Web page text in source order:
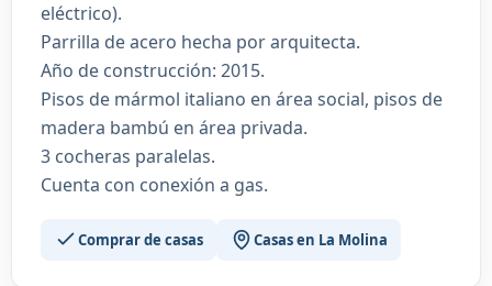
eléctrico).
Parrilla de acero hecha por arquitecta.
Año de construcción: 2015.
Pisos de mármol italiano en área social, pisos de
madera bambú en área privada.
3 cocheras paralelas.
Cuenta con conexión a gas.
Comprar de casas Casas en La Molina